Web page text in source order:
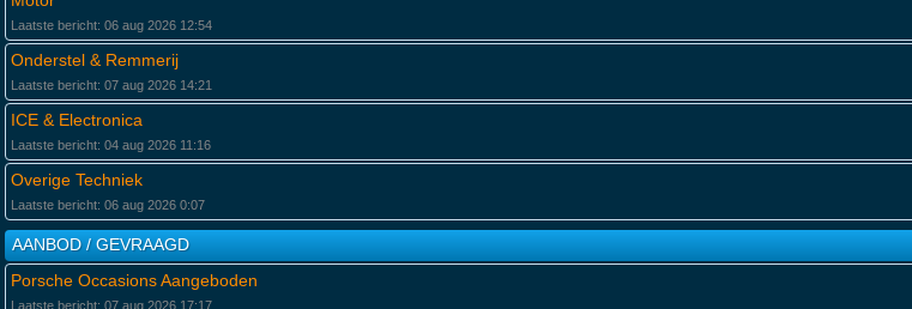
Laatste bericht: 06 aug 2026 12:54
Onderstel & Remmerij
Laatste bericht: 07 aug 2026 14:21
ICE & Electronica
Laatste bericht: 04 aug 2026 11:16
Overige Techniek
Laatste bericht: 06 aug 2026 0:07
AANBOD / GEVRAAGD
Porsche Occasions Aangeboden
Laatste bericht: 07 aug 2026 17:17